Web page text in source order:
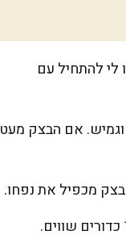
לי להתחיל עם
דקות, עד שמתקבל בצק חלק וגמיש. אם הבצק מעט
מכפיל את נפחו.